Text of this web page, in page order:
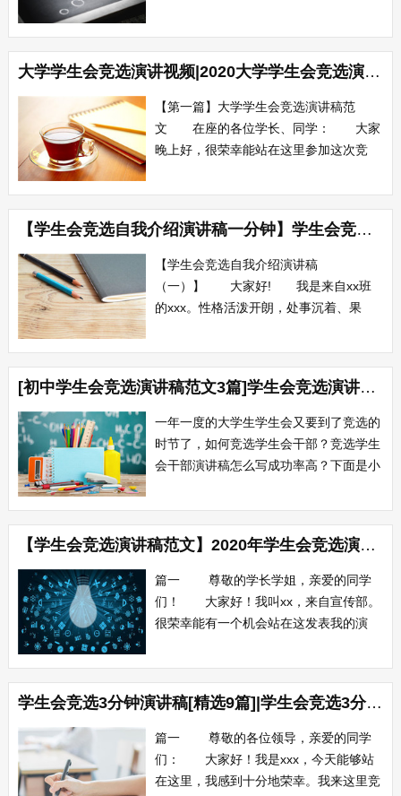
是来自××班的×××。很荣幸能有机会站在
这里给大家展示我自己。今天我竞选的职
务是学生会主席。下面我先简单的介绍下
自己:平凡如我，小小的个子并不那么打
眼...
大学学生会竞选演讲视频|2020大学学生会竞选演讲范文
【第一篇】大学学生会竞选演讲稿范
文 在座的各位学长、同学： 大家
晚上好，很荣幸能站在这里参加这次竞
12班的xx。 平时的我喜欢听听音乐，
写写博客;喜欢唱唱歌、弹弹吉他;喜欢和
同学们一起打游戏，喜欢自信的迎接每一
次挑战。 竞选学生会对我来说可是说
是一次不...
【学生会竞选自我介绍演讲稿一分钟】学生会竞选自我介绍演讲稿范文大全
【学生会竞选自我介绍演讲稿
（一）】 大家好! 我是来自xx班
的xxx。性格活泼开朗，处事沉着、果
这里表达自己由来已久的愿望：“我要加
入学会会XX部。”我在这里郑重承诺：“我
将尽全力完成学校领导和同学们交给我的
任务，使学生会成为一个现代化的积极团
体，成为学校...
[初中学生会竞选演讲稿范文3篇]学生会竞选演讲稿范文7篇
一年一度的大学生学生会又要到了竞选的
时节了，如何竞选学生会干部？竞选学生
会干部演讲稿怎么写成功率高？下面是小
希望能帮助到您。学生会竞选演讲稿范文
（1） 尊敬的各位校领导、老师、亲
爱的同学们： 大家好！我是来自x级
计算机班的单兴。今天我很荣幸地站在这
里表达...
【学生会竞选演讲稿范文】2020年学生会竞选演讲稿【三篇】
篇一 尊敬的学长学姐，亲爱的同学
们！ 大家好！我叫xx，来自宣传部。
很荣幸能有一个机会站在这发表我的演
真快，转眼间一年过去了。在过去的一年
里，宣传部在主席团的领导下一共参与了
4次大型活动，积极配合其他部门完成各
项工作，多次进行了黑板报的更新，在一
些重要活...
学生会竞选3分钟演讲稿[精选9篇]|学生会竞选3分钟演讲稿
篇一 尊敬的各位领导，亲爱的同学
们： 大家好！我是xxx，今天能够站
在这里，我感到十分地荣幸。我来这里竞